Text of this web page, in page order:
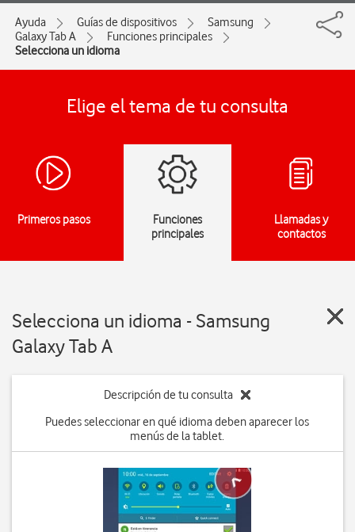
Ayuda Guías de dispositivos
Samsung
Galaxy Tab A
Funciones principales
Selecciona un idioma
Elige el tema de tu consulta
Primeros pasos
Funciones
principales
Llamadas y
contactos
Selecciona un idioma - Samsung
Galaxy Tab A
Descripción de tu consulta
Puedes seleccionar en qué idioma deben aparecer los
menús de la tablet.